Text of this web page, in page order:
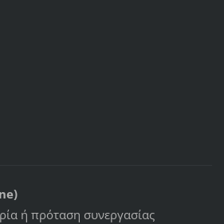
ή πρόταση συνεργασίας